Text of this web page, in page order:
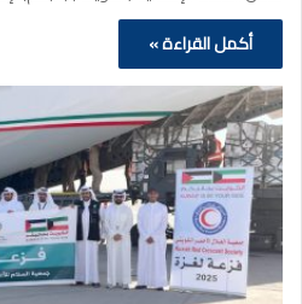
أكمل القراءة »